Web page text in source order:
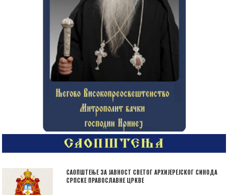
САОПШТЕЊЕ ЗА ЈАВНОСТ СВЕТОГ АРХИЈЕРЕЈСКОГ СИНОДА
СРПСКЕ ПРАВОСЛАВНЕ ЦРКВЕ